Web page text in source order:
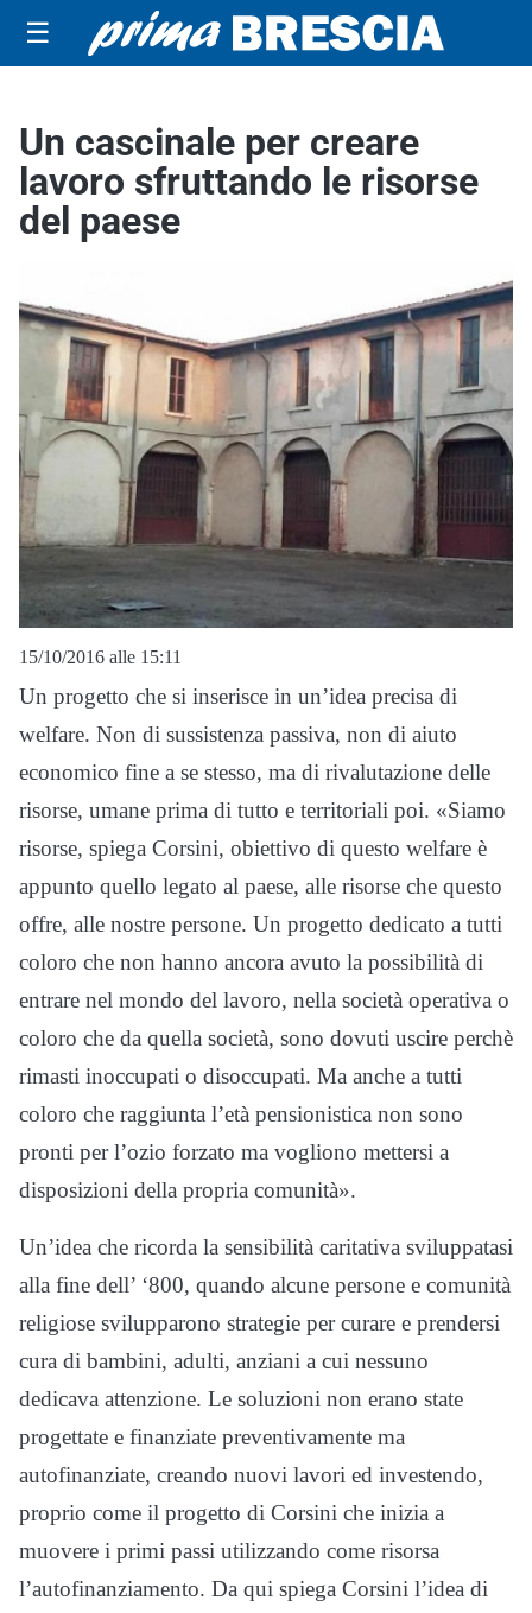
☰
Un cascinale per creare
lavoro sfruttando le risorse
del paese
15/10/2016 alle 15:11
Un progetto che si inserisce in un’idea precisa di
welfare. Non di sussistenza passiva, non di aiuto
economico fine a se stesso, ma di rivalutazione delle
risorse, umane prima di tutto e territoriali poi. «Siamo
risorse, spiega Corsini, obiettivo di questo welfare è
appunto quello legato al paese, alle risorse che questo
offre, alle nostre persone. Un progetto dedicato a tutti
coloro che non hanno ancora avuto la possibilità di
entrare nel mondo del lavoro, nella società operativa o
coloro che da quella società, sono dovuti uscire perchè
rimasti inoccupati o disoccupati. Ma anche a tutti
coloro che raggiunta l’età pensionistica non sono
pronti per l’ozio forzato ma vogliono mettersi a
disposizioni della propria comunità».
Un’idea che ricorda la sensibilità caritativa sviluppatasi
alla fine dell’ ‘800, quando alcune persone e comunità
religiose svilupparono strategie per curare e prendersi
cura di bambini, adulti, anziani a cui nessuno
dedicava attenzione. Le soluzioni non erano state
progettate e finanziate preventivamente ma
autofinanziate, creando nuovi lavori ed investendo,
proprio come il progetto di Corsini che inizia a
muovere i primi passi utilizzando come risorsa
l’autofinanziamento. Da qui spiega Corsini l’idea di